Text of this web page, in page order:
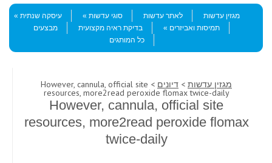
Menu
Skip to content
מגזין עדשות
לאתר עדשות סוגי עדשות
עיסקה שנתית
תמיסות ואביזרים
בדיקת ראיה מקצועית
מבצעים
כל המותגים
מגזין עדשות > דיונים > However, cannula, official site
resources, more2read peroxide flomax twice-daily
However, cannula, official site
resources, more2read peroxide flomax
twice-daily